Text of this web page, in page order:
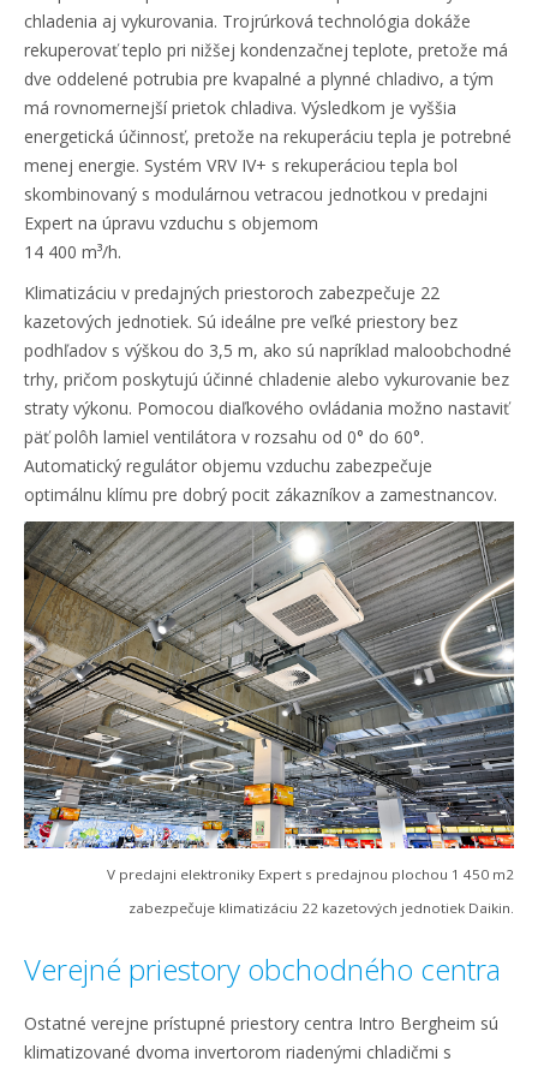
chladenia aj vykurovania. Trojrúrková technológia dokáže
rekuperovať teplo pri nižšej kondenzačnej teplote, pretože má
dve oddelené potrubia pre kvapalné a plynné chladivo, a tým
má rovnomernejší prietok chladiva. Výsledkom je vyššia
energetická účinnosť, pretože na rekuperáciu tepla je potrebné
menej energie. Systém VRV IV+ s rekuperáciou tepla bol
skombinovaný s modulárnou vetracou jednotkou v predajni
Expert na úpravu vzduchu s objemom
14 400 m³/h.
Klimatizáciu v predajných priestoroch zabezpečuje 22
kazetových jednotiek. Sú ideálne pre veľké priestory bez
podhľadov s výškou do 3,5 m, ako sú napríklad maloobchodné
trhy, pričom poskytujú účinné chladenie alebo vykurovanie bez
straty výkonu. Pomocou diaľkového ovládania možno nastaviť
päť polôh lamiel ventilátora v rozsahu od 0° do 60°.
Automatický regulátor objemu vzduchu zabezpečuje
optimálnu klímu pre dobrý pocit zákazníkov a zamestnancov.
V predajni elektroniky Expert s predajnou plochou 1 450 m2
zabezpečuje klimatizáciu 22 kazetových jednotiek Daikin.
Verejné priestory obchodného centra
Ostatné verejne prístupné priestory centra Intro Bergheim sú
klimatizované dvoma invertorom riadenými chladičmi s